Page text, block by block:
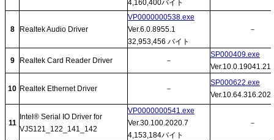
4,160,400バイト
8 Realtek Audio Driver
VP0000000538.exe
Ver.6.0.8955.1
32,953,456 バイト
－
9 Realtek Card Reader Driver －
SP000409.exe
10 Realtek Ethernet Driver －
SP000622.exe
11
Intel® Serial IO Driver for
VJS121_122_141_142
VP0000000541.exe
Ver.30.100.2020.7
4,153,184バイト
－